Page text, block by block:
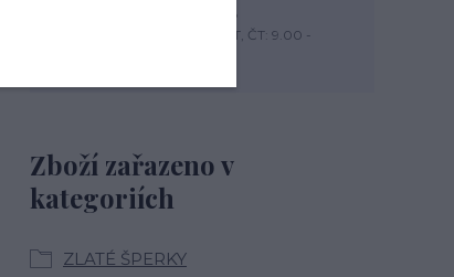
Zboží zařazeno v
kategoriích
ZLATÉ ŠPERKY
+420 774 444 475
PO, PÁ: 7.00 - 13.00, ÚT, ST, ČT: 9.00 -